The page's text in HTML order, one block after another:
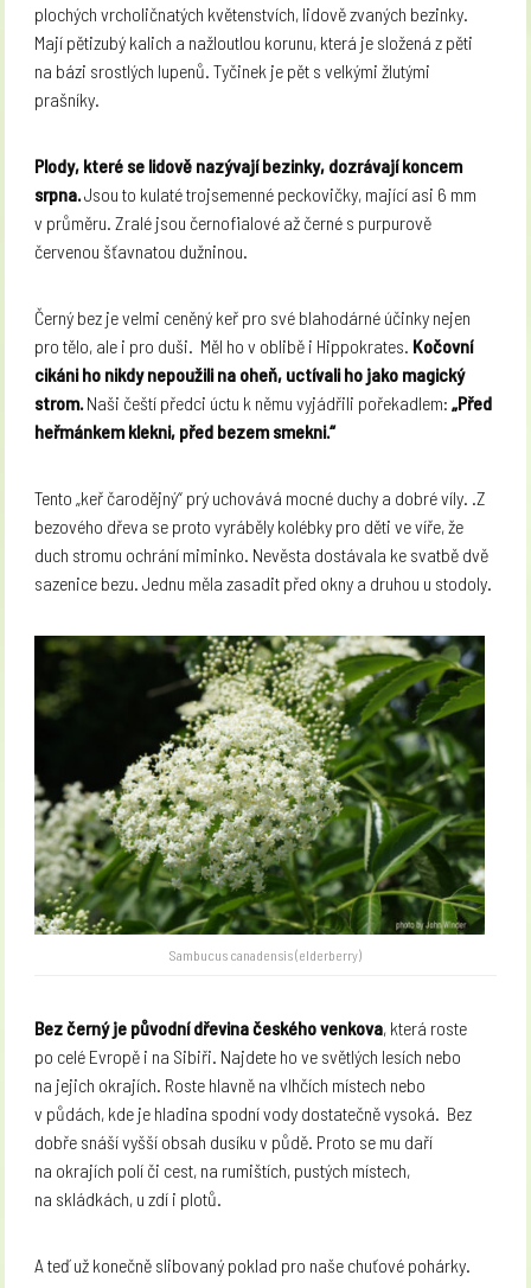
plochých vrcholičnatých květenstvích, lidově zvaných bezinky.
Mají pětizubý kalich a nažloutlou korunu, která je složená z pěti
na bázi srostlých lupenů. Tyčinek je pět s velkými žlutými
prašníky.
Plody, které se lidově nazývají bezinky, dozrávají koncem
srpna.Jsou to kulaté trojsemenné peckovičky, mající asi 6 mm
v průměru. Zralé jsou černofialové až černé s purpurově
červenou šťavnatou dužninou.
Černý bez je velmi ceněný keř pro své blahodárné účinky nejen
pro tělo, ale i pro duši.
Měl ho v oblibě i Hippokrates. Kočovní
cikáni ho nikdy nepoužili na oheň, uctívali ho jako magický
strom. Naši čeští předci úctu k němu vyjádřili pořekadlem: „Před
heřmánkem klekni, před bezem smekni.“
Tento „keř čarodějný“ prý uchovává mocné duchy a dobré víly. .Z
bezového dřeva se proto vyráběly kolébky pro děti ve víře, že
duch stromu ochrání miminko. Nevěsta dostávala ke svatbě dvě
sazenice bezu. Jednu měla zasadit před okny a druhou u stodoly.
Sambucus canadensis (elderberry)
Bez černý je původní dřevina českého venkova, která roste
po celé Evropě i na Sibiři. Najdete ho ve světlých lesích nebo
na jejich okrajích. Roste hlavně na vlhčích místech nebo
v půdách, kde je hladina spodní vody dostatečně vysoká. Bez
dobře snáší vyšší obsah dusíku v půdě. Proto se mu daří
na okrajích polí či cest, na rumištích, pustých místech,
na skládkách, u zdí i plotů.
A teď už konečně slibovaný poklad pro naše chuťové pohárky.